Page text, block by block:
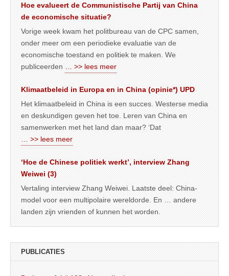
Hoe evalueert de Communistische Partij van China
de economische situatie?
Vorige week kwam het politbureau van de CPC samen,
onder meer om een periodieke evaluatie van de
economische toestand en politiek te maken. We
publiceerden
… >> lees meer
Klimaatbeleid in Europa en in China (opinie*) UPD
Het klimaatbeleid in China is een succes. Westerse media
en deskundigen geven het toe. Leren van China en
samenwerken met het land dan maar? ‘Dat
… >> lees meer
‘Hoe de Chinese politiek werkt’, interview Zhang
Weiwei (3)
Vertaling interview Zhang Weiwei. Laatste deel: China-
model voor een multipolaire wereldorde. En … andere
landen zijn vrienden of kunnen het worden.
PUBLICATIES